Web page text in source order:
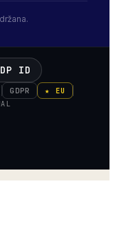
ID
GDPR
★ EU